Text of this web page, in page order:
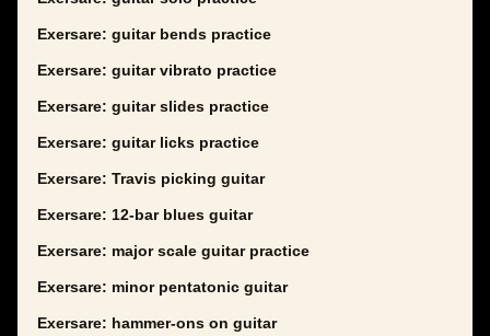
Exersare: guitar bends practice
Exersare: guitar vibrato practice
Exersare: guitar slides practice
Exersare: guitar licks practice
Exersare: Travis picking guitar
Exersare: 12-bar blues guitar
Exersare: major scale guitar practice
Exersare: minor pentatonic guitar
Exersare: hammer-ons on guitar